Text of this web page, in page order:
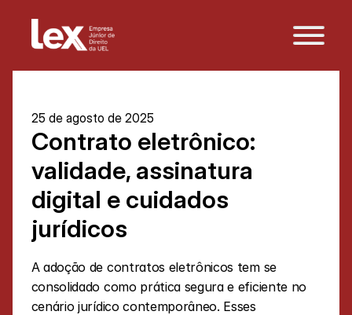
25 de agosto de 2025
Contrato eletrônico:
validade, assinatura
digital e cuidados
jurídicos
A adoção de contratos eletrônicos tem se
consolidado como prática segura e eficiente no
cenário jurídico contemporâneo. Esses